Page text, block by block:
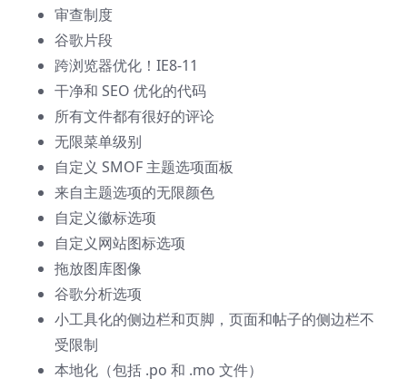
审查制度
谷歌片段
跨浏览器优化！IE8-11
干净和 SEO 优化的代码
所有文件都有很好的评论
无限菜单级别
自定义 SMOF 主题选项面板
来自主题选项的无限颜色
自定义徽标选项
自定义网站图标选项
拖放图库图像
谷歌分析选项
小工具化的侧边栏和页脚，页面和帖子的侧边栏不
受限制
本地化（包括 .po 和 .mo 文件）